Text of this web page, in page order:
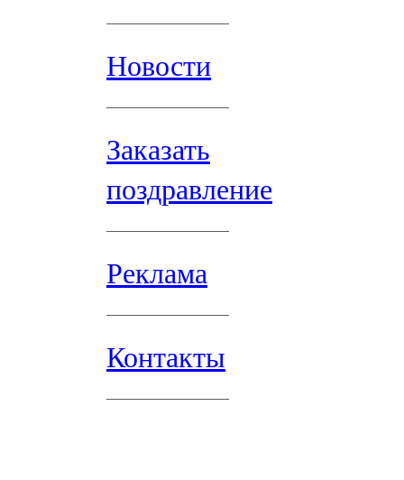
Новости
Заказать
поздравление
Реклама
Контакты